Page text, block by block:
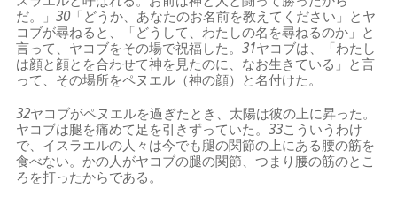
だ。」30「どうか、あなたのお名前を教えてください」とヤ
コブが尋ねると、「どうして、わたしの名を尋ねるのか」と
言って、ヤコブをその場で祝福した。31ヤコブは、「わたし
は顔と顔とを合わせて神を見たのに、なお生きている」と言
って、その場所をペヌエル（神の顔）と名付けた。
32ヤコブがペヌエルを過ぎたとき、太陽は彼の上に昇った。
ヤコブは腿を痛めて足を引きずっていた。33こういうわけ
で、イスラエルの人々は今でも腿の関節の上にある腰の筋を
食べない。かの人がヤコブの腿の関節、つまり腰の筋のとこ
ろを打ったからである。